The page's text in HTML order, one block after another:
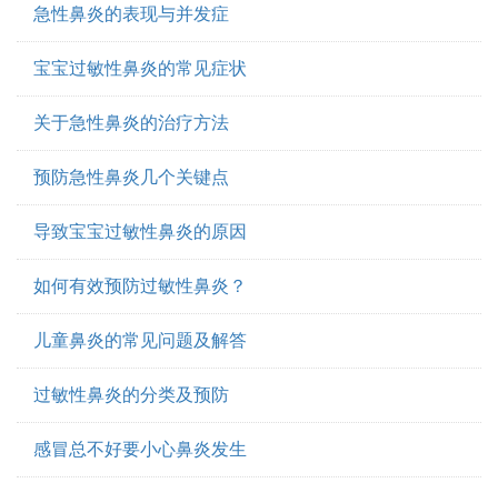
急性鼻炎的表现与并发症
宝宝过敏性鼻炎的常见症状
关于急性鼻炎的治疗方法
预防急性鼻炎几个关键点
导致宝宝过敏性鼻炎的原因
如何有效预防过敏性鼻炎？
儿童鼻炎的常见问题及解答
过敏性鼻炎的分类及预防
感冒总不好要小心鼻炎发生